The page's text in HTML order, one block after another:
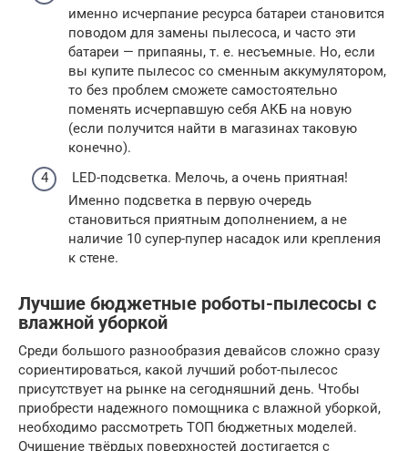
именно исчерпание ресурса батареи становится
поводом для замены пылесоса, и часто эти
батареи — припаяны, т. е. несъемные. Но, если
вы купите пылесос со сменным аккумулятором,
то без проблем сможете самостоятельно
поменять исчерпавшую себя АКБ на новую
(если получится найти в магазинах таковую
конечно).
LED-подсветка. Мелочь, а очень приятная!
Именно подсветка в первую очередь
становиться приятным дополнением, а не
наличие 10 супер-пупер насадок или крепления
к стене.
Лучшие бюджетные роботы-пылесосы с
влажной уборкой
Среди большого разнообразия девайсов сложно сразу
сориентироваться, какой лучший робот-пылесос
присутствует на рынке на сегодняшний день. Чтобы
приобрести надежного помощника с влажной уборкой,
необходимо рассмотреть ТОП бюджетных моделей.
Очищение твёрдых поверхностей достигается с